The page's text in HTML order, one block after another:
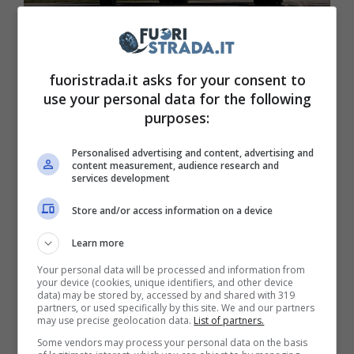
In tutto il mondo, infatti,sono fermi
centinaia di aerei all’interno dei loro hangar
con gli operatori costretti a fare gli
straordinari per cercare di individuare le
cause dei guasti. Tutto ciò ha portato le
compagnie a cancellare molti voli, e si parla
già di circa 3 mila cancellazioni durante
l’estate, un dato che può avere un fortissimo
impatto sia sui passeggeri che sui grandi
gruppi.
fuoristrada.it asks for your consent to
use your personal data for the following
purposes:
Personalised advertising and content, advertising and
content measurement, audience research and
services development
Store and/or access information on a device
Learn more
Your personal data will be processed and information from
your device (cookies, unique identifiers, and other device
data) may be stored by, accessed by and shared with 319
partners, or used specifically by this site. We and our partners
may use precise geolocation data. List of partners.
Some vendors may process your personal data on the basis